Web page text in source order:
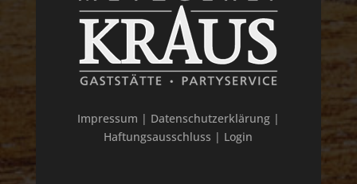
Impressum | Datenschutzerklärung|
Haftungsausschluss | Login